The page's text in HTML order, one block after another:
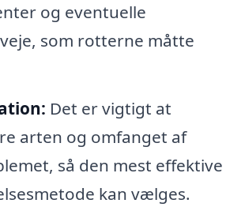
og eventuelle
som rotterne måtte
Det er vigtigt at
arten og omfanget af
så den mest effektive
kan vælges.